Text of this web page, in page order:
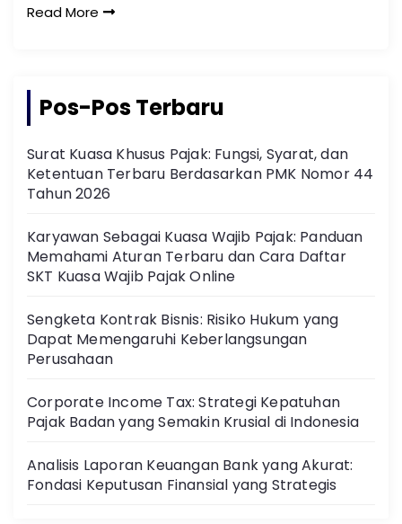
Read More
Pos-Pos Terbaru
Surat Kuasa Khusus Pajak: Fungsi, Syarat, dan
Ketentuan Terbaru Berdasarkan PMK Nomor 44
Tahun 2026
Karyawan Sebagai Kuasa Wajib Pajak: Panduan
Memahami Aturan Terbaru dan Cara Daftar
SKT Kuasa Wajib Pajak Online
Sengketa Kontrak Bisnis: Risiko Hukum yang
Dapat Memengaruhi Keberlangsungan
Perusahaan
Corporate Income Tax: Strategi Kepatuhan
Pajak Badan yang Semakin Krusial di Indonesia
Analisis Laporan Keuangan Bank yang Akurat:
Fondasi Keputusan Finansial yang Strategis